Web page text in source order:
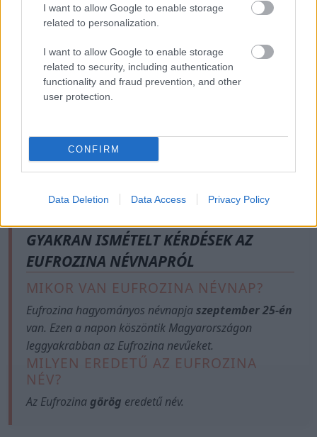
I want to allow Google to enable storage
related to personalization.
I want to allow Google to enable storage
related to security, including authentication
functionality and fraud prevention, and other
user protection.
CONFIRM
Data Deletion Data Access Privacy Policy
Ez is érdekelhet
GYAKRAN ISMÉTELT KÉRDÉSEK AZ
EUFROZINA NÉVNAPRÓL
MIKOR VAN EUFROZINA NÉVNAP?
Eufrozina hagyományos névnapjaszeptember 25-én
van. Ezen a napon köszöntik Magyarországon
leggyakrabban az Eufrozina nevűeket.
MILYEN EREDETŰ AZ EUFROZINA
NÉV?
Az Eufrozina görög eredetű név.